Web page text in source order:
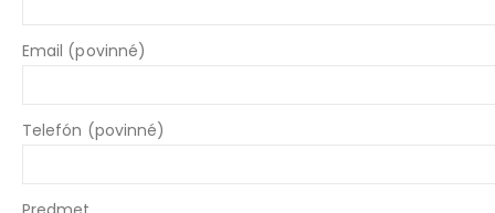
Email (povinné)
Telefón (povinné)